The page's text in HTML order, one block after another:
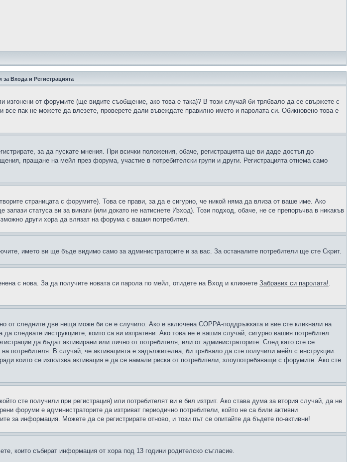
Входа и Регистрацията
изгонени от форумите (ще видите съобщение, ако това е така)? В този случай би трябвало да се свържете с
все пак не можете да влезете, проверете дали въвеждате правилно името и паролата си. Обикновено това е
за да пускате мнения. При всички положения, обаче, регистрацията ще ви даде достъп до
пращане на мейл през форума, участие в потребителски групи и други. Регистрацията отнема само
страницата с форумите). Това се прави, за да е сигурно, че никой няма да влиза от ваше име. Ако
запази статуса ви за винаги (или докато не натиснете Изход). Този подход, обаче, не се препоръчва в никакъв
други хора да влязат на форума с вашия потребител.
името ви ще бъде видимо само за администраторите и за вас. За останалите потребители ще сте Скрит.
с нова. За да получите новата си парола по мейл, отидете на Вход и кликнете Забравих си паролата!.
от следните две неща може би се е случило. Ако е включена COPPA-поддръжката и вие сте кликнали на
да следвате инструкциите, които са ви изпратени. Ако това не е вашия случай, сигурно вашия потребител
да бъдат активирани или лично от потребителя, или от администраторите. След като сте се
потребителя. В случай, че активацията е задължителна, би трябвало да сте получили мейл с инструкции.
които се използва активация е да се намали риска от потребители, злоупотребяващи с форумите. Ако сте
сте получили при регистрация) или потребителят ви е бил изтрит. Ако става дума за втория случай, да не
форуми е администраторите да изтриват периодично потребители, който не са били активни
за информация. Можете да се регистрирате отново, и този път се опитайте да бъдете по-активни!
които събират информация от хора под 13 години родителско съгласие.